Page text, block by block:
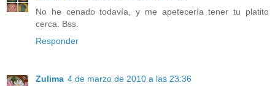
No he cenado todavía, y me apetecería tener tu platito
cerca. Bss.
Responder
Zulima 4 de marzo de 2010 a las 23:36